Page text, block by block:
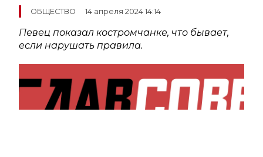
ОБЩЕСТВО 14 апреля 2024 14:14
Певец показал костромчанке, что бывает,
если нарушать правила.